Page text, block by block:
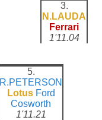
3.
N.LAUDA
Ferrari
1'11.04
5.
R.PETERSON
Lotus Ford
Cosworth
1'11.21